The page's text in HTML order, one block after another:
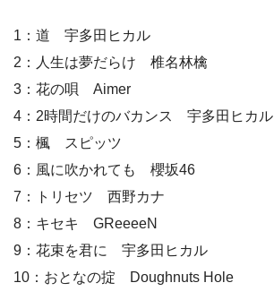
1：道 宇多田ヒカル
2：人生は夢だらけ 椎名林檎
3：花の唄 Aimer
4：2時間だけのバカンス 宇多田ヒカル
5：楓 スピッツ
6：風に吹かれても 櫻坂46
7：トリセツ 西野カナ
8：キセキ GReeeeN
9：花束を君に 宇多田ヒカル
10：おとなの掟 Doughnuts Hole